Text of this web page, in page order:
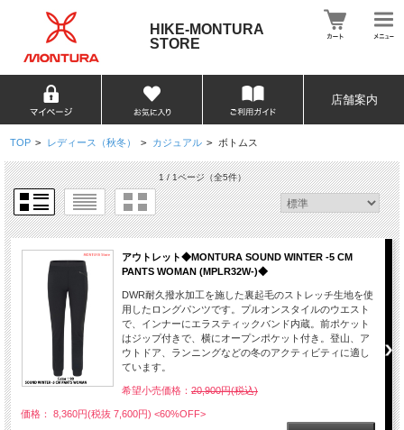
HIKE-MONTURA
STORE
店舗案内
TOP > レディース（秋冬） > カジュアル > ボトムス
1 / 1ページ（全5件）
アウトレット◆MONTURA SOUND WINTER -5 CM
PANTS WOMAN (MPLR32W-)◆
DWR耐久撥水加工を施した裏起毛のストレッチ生地を使
用したロングパンツです。プルオンスタイルのウエスト
で、インナーにエラスティックバンド内蔵。前ポケット
はジップ付きで、横にオープンポケット付き。登山、ア
ウトドア、ランニングなどの冬のアクティビティに適し
ています。
希望小売価格： 20,900円(税込)
価格： 8,360円(税抜 7,600円) <60%OFF>